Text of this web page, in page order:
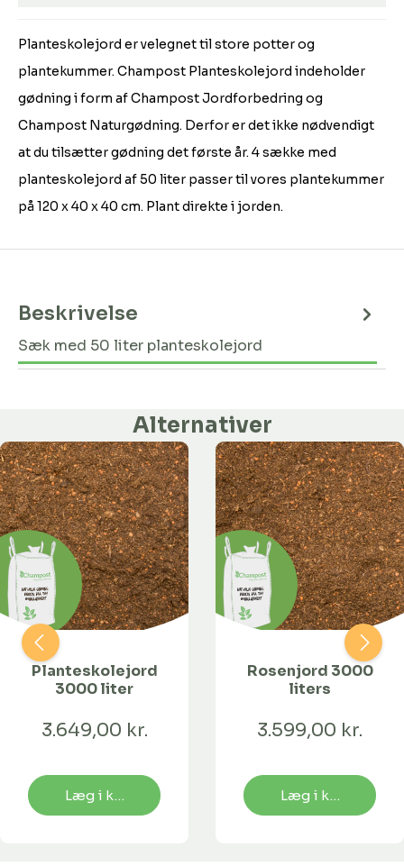
Planteskolejord er velegnet til store potter og
plantekummer. Champost Planteskolejord indeholder
gødning i form af Champost Jordforbedring og
Champost Naturgødning. Derfor er det ikke nødvendigt
at du tilsætter gødning det første år. 4 sække med
planteskolejord af 50 liter passer til vores plantekummer
på 120 x 40 x 40 cm. Plant direkte i jorden.
Beskrivelse
Sæk med 50 liter planteskolejord
Alternativer
Planteskolejord
3000 liter
3.649,00 kr.
Læg i kurv
Rosenjord 3000
liters
3.599,00 kr.
Læg i kurv